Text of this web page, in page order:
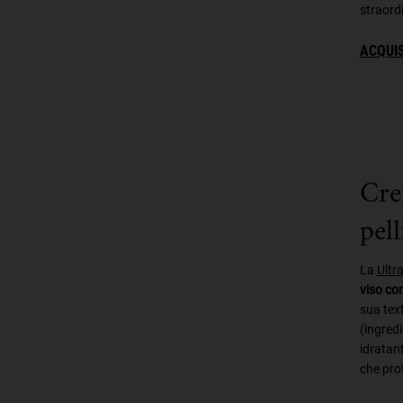
La
viso
sua
che